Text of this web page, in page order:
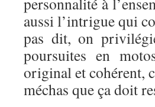
aussi l’intrigue qui
pas dit, on
poursuites en
original et cohérent,
méchas que ça doit